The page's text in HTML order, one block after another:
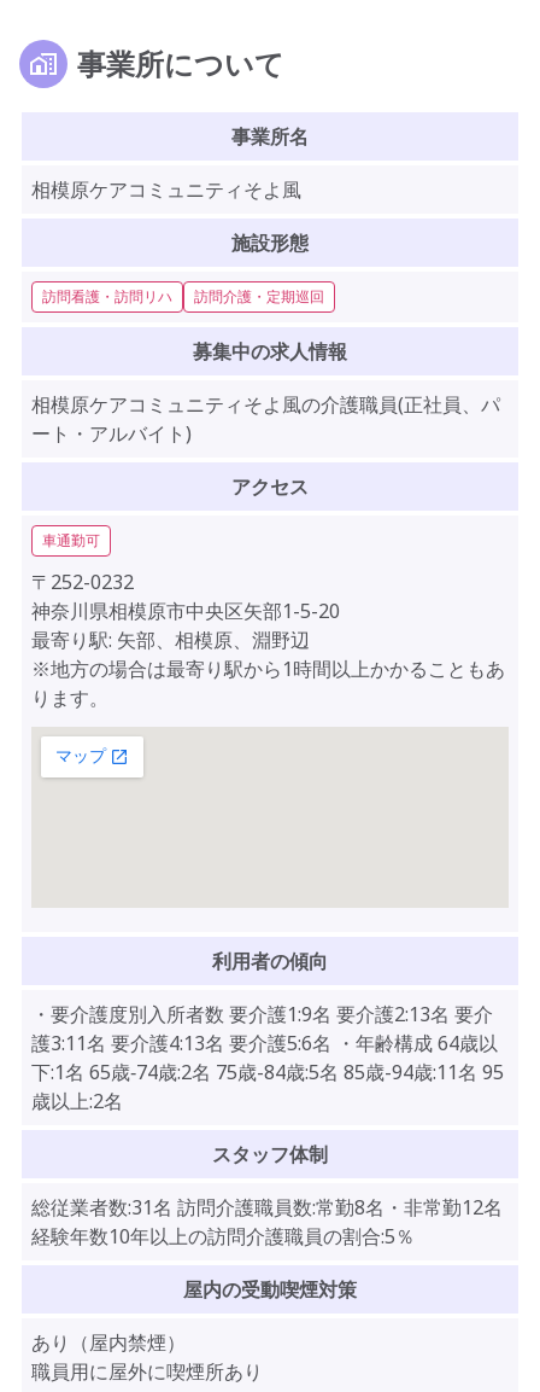
事業所について
事業所名
相模原ケアコミュニティそよ風
施設形態
訪問看護・訪問リハ 訪問介護・定期巡回
募集中の求人情報
相模原ケアコミュニティそよ風の介護職員(正社員、パ
ート・アルバイト)
アクセス
車通勤可
〒252-0232
神奈川県相模原市中央区矢部1-5-20
最寄り駅: 矢部、相模原、淵野辺
※地方の場合は最寄り駅から1時間以上かかることもあ
ります。
利用者の傾向
・要介護度別入所者数 要介護1:9名 要介護2:13名 要介
護3:11名 要介護4:13名 要介護5:6名 ・年齢構成 64歳以
下:1名 65歳‐74歳:2名 75歳-84歳:5名 85歳-94歳:11名 95
歳以上:2名
スタッフ体制
総従業者数:31名 訪問介護職員数:常勤8名・非常勤12名
経験年数10年以上の訪問介護職員の割合:5％
屋内の受動喫煙対策
あり（屋内禁煙）
職員用に屋外に喫煙所あり